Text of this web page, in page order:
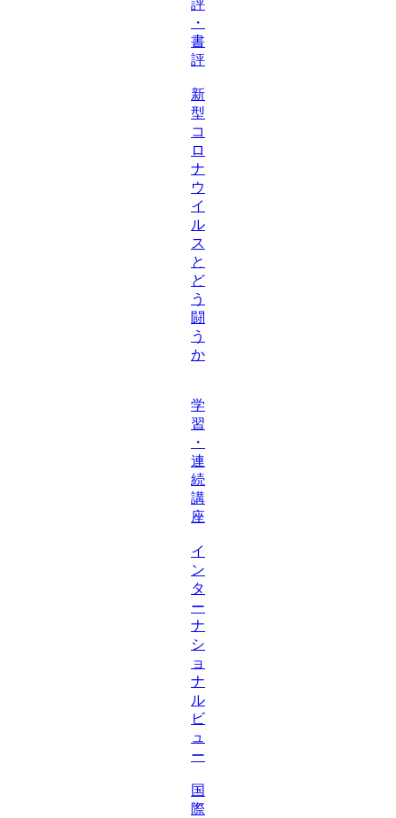
評
・
書
評
新
型
コ
ロ
ナ
ウ
イ
ル
ス
と
ど
う
闘
う
か
学
習
・
連
続
講
座
イ
ン
タ
ー
ナ
シ
ョ
ナ
ル
ビ
ュ
ー
国
際